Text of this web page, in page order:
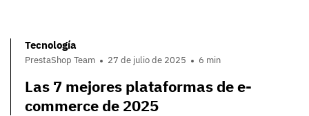
Tecnología
PrestaShop Team 27 de julio de 2025 6 min
Las 7 mejores plataformas de e-
commerce de 2025